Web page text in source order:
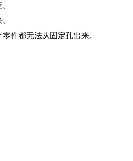
件都无法从固定孔出来。